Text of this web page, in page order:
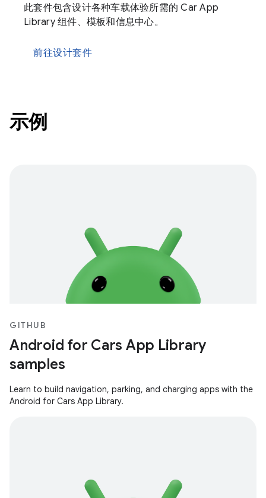
此套件包含设计各种车载体验所需的 Car App
Library 组件、模板和信息中心。
前往设计套件
示例
GITHUB
Android for Cars App Library
samples
Learn to build navigation, parking, and charging apps with the
Android for Cars App Library.